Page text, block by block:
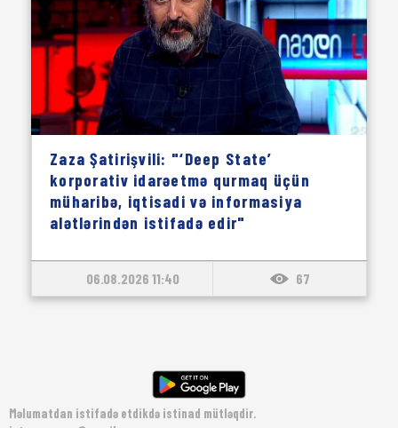
Zaza Şatirişvili: "‘Deep State’
korporativ idarəetmə qurmaq üçün
müharibə, iqtisadi və informasiya
alətlərindən istifadə edir"
06.08.2026 11:40 67
Məlumatdan istifadə etdikdə istinad mütləqdir.